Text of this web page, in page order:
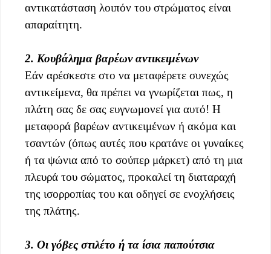
αντικατάσταση λοιπόν του στρώματος είναι
απαραίτητη.
2. Κουβάλημα βαρέων αντικειμένων
Εάν αρέσκεστε στο να μεταφέρετε συνεχώς
αντικείμενα, θα πρέπει να γνωρίζεται πως, η
πλάτη σας δε σας ευγνωμονεί για αυτό! Η
μεταφορά βαρέων αντικειμένων ή ακόμα και
τσαντών (όπως αυτές που κρατάνε οι γυναίκες
ή τα ψώνια από το σούπερ μάρκετ) από τη μια
πλευρά του σώματος, προκαλεί τη διαταραχή
της ισορροπίας του και οδηγεί σε ενοχλήσεις
της πλάτης.
3. Οι γόβες στιλέτο ή τα ίσια παπούτσια